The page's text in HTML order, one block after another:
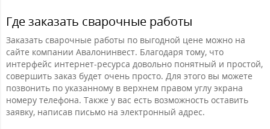
Где заказать сварочные работы
Заказать сварочные работы по выгодной цене можно на
сайте компании Авалонинвест. Благодаря тому, что
интерфейс интернет-ресурса довольно понятный и простой,
совершить заказ будет очень просто. Для этого вы можете
позвонить по указанному в верхнем правом углу экрана
номеру телефона. Также у вас есть возможность оставить
заявку, написав письмо на электронный адрес.